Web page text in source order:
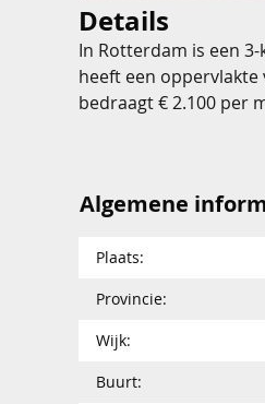
Details
In Rotterdam is een
heeft een oppervlakte
bedraagt € 2.100 per
Algemene
Plaats:
Provincie:
Wijk:
Buurt: